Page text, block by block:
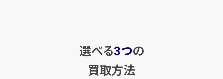
選べる3つの
買取方法